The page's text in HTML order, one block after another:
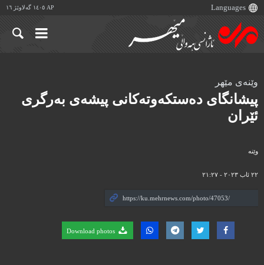
AP ١٤٠٥ گەلاوێژ ١٦
وێنه‌
٢٢ ئاب ٢٠٢٣ - ٢١:٢٧
Download photos
وێنەی مێهر
پیشانگای دەستکەوتەکانی پیشەی بەرگری
ئێران